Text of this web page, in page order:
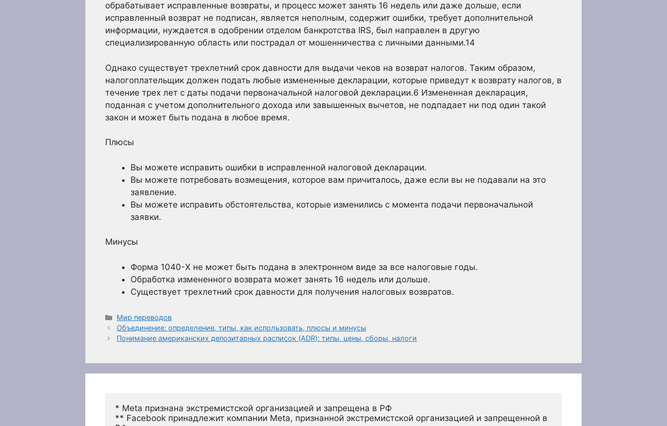
обрабатывает исправленные возвраты, и процесс может занять 16 недель или даже дольше, если
исправленный возврат не подписан, является неполным, содержит ошибки, требует дополнительной
информации, нуждается в одобрении отделом банкротства IRS, был направлен в другую
специализированную область или пострадал от мошенничества с личными данными.14
Однако существует трехлетний срок давности для выдачи чеков на возврат налогов. Таким образом,
налогоплательщик должен подать любые измененные декларации, которые приведут к возврату налогов, в
течение трех лет с даты подачи первоначальной налоговой декларации.6 Измененная декларация,
поданная с учетом дополнительного дохода или завышенных вычетов, не подпадает ни под один такой
закон и может быть подана в любое время.
Плюсы
Вы можете исправить ошибки в исправленной налоговой декларации.
Вы можете потребовать возмещения, которое вам причиталось, даже если вы не подавали на это
заявление.
Вы можете исправить обстоятельства, которые изменились с момента подачи первоначальной
заявки.
Минусы
Форма 1040-X не может быть подана в электронном виде за все налоговые годы.
Обработка измененного возврата может занять 16 недель или дольше.
Существует трехлетний срок давности для получения налоговых возвратов.
Рубрики
Мир переводов
Объединение: определение, типы, как использовать, плюсы и минусы
Понимание американских депозитарных расписок (ADR): типы, цены, сборы, налоги
* Meta признана экстремистской организацией и запрещена в РФ
** Facebook принадлежит компании Meta, признанной экстремистской организацией и запрещенной в